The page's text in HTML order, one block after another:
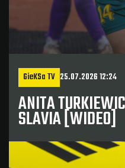
GieKSa TV 25.07.2026 12:24
ANITA
SLAVIA [WIDEO]